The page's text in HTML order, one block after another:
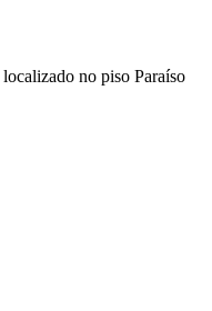
no piso Paraíso